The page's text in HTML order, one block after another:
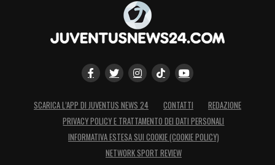
SCARICA L’APP DI JUVENTUS NEWS 24 CONTATTI
REDAZIONE
PRIVACY POLICY E TRATTAMENTO DEI DATI PERSONALI
INFORMATIVA ESTESA SUI COOKIE (COOKIE POLICY)
NETWORK SPORT REVIEW